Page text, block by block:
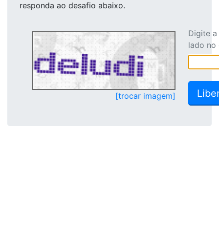
responda ao desafio abaixo.
[trocar imagem]
Digite
lado no